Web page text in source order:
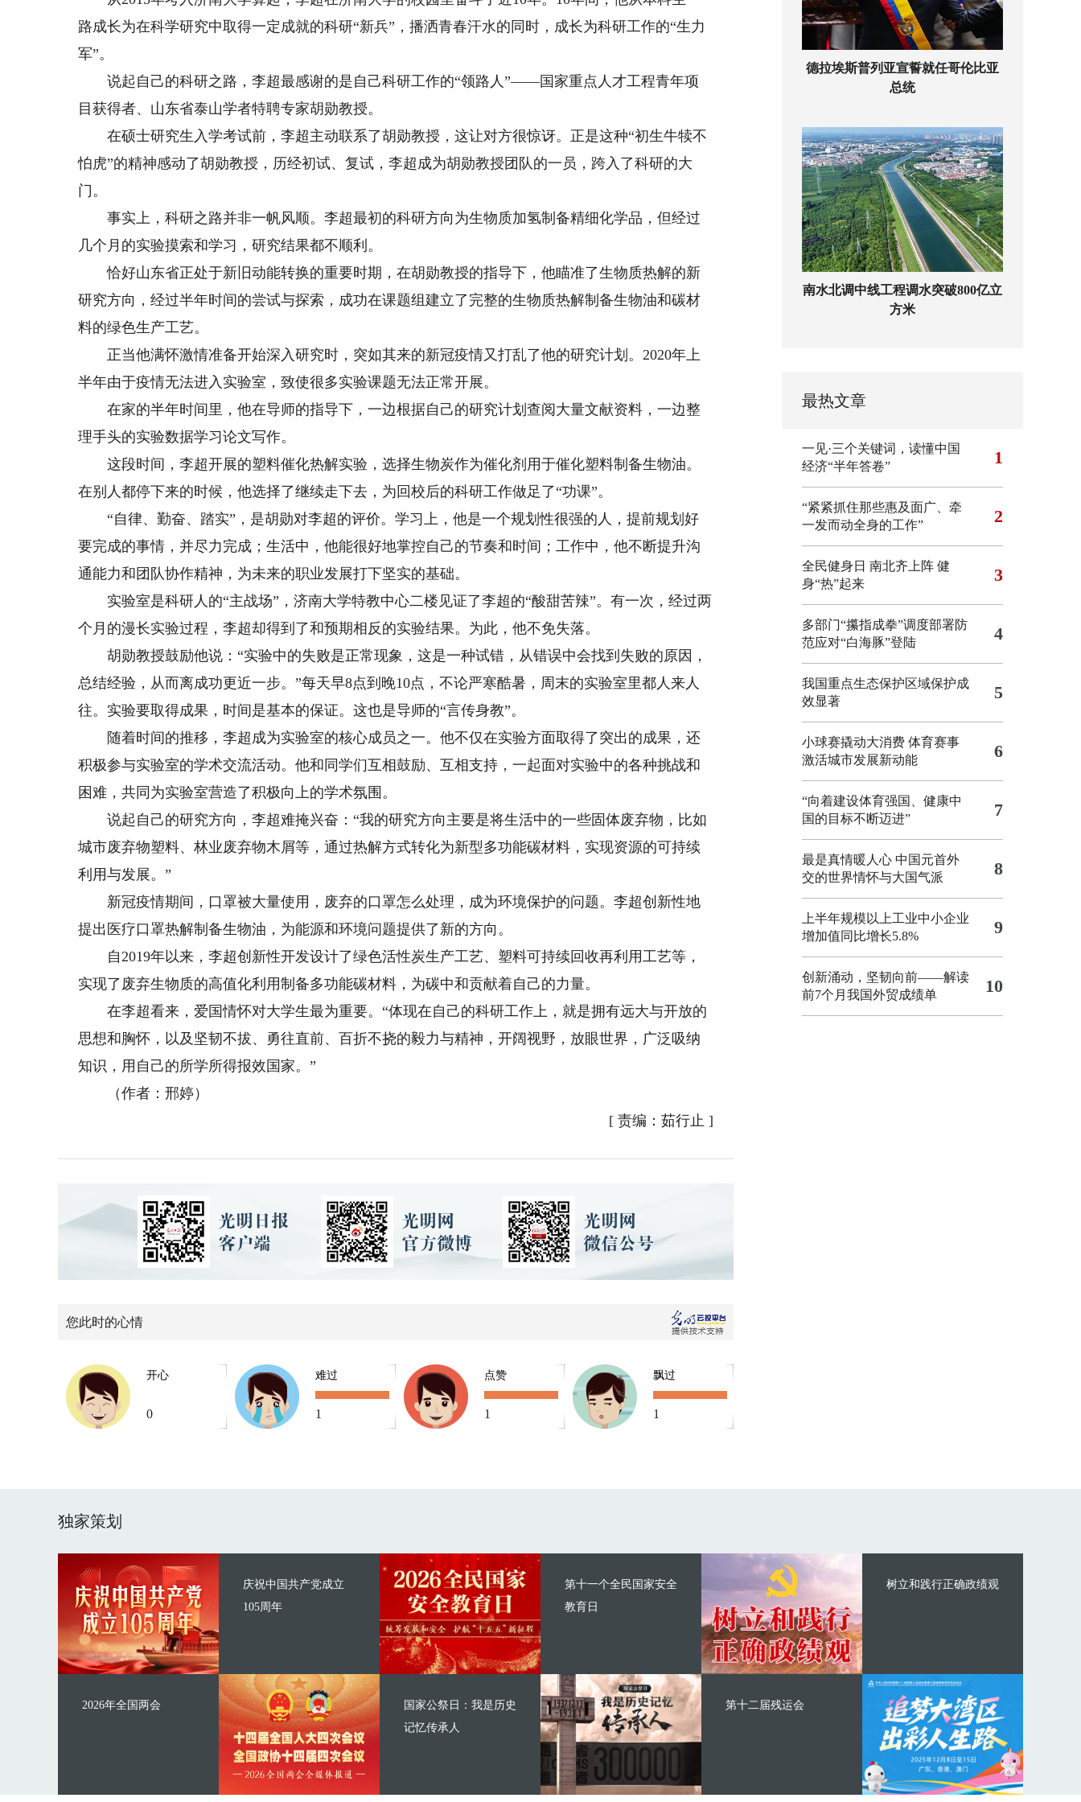
路成长为在科学研究中取得一定成就的科研“新兵”，播洒青春汗水的同时，成长为科研工作的“生力
军”。
说起自己的科研之路，李超最感谢的是自己科研工作的“领路人”——国家重点人才工程青年项
目获得者、山东省泰山学者特聘专家胡勋教授。
在硕士研究生入学考试前，李超主动联系了胡勋教授，这让对方很惊讶。正是这种“初生牛犊不
怕虎”的精神感动了胡勋教授，历经初试、复试，李超成为胡勋教授团队的一员，跨入了科研的大
门。
事实上，科研之路并非一帆风顺。李超最初的科研方向为生物质加氢制备精细化学品，但经过
几个月的实验摸索和学习，研究结果都不顺利。
恰好山东省正处于新旧动能转换的重要时期，在胡勋教授的指导下，他瞄准了生物质热解的新
研究方向，经过半年时间的尝试与探索，成功在课题组建立了完整的生物质热解制备生物油和碳材
料的绿色生产工艺。
正当他满怀激情准备开始深入研究时，突如其来的新冠疫情又打乱了他的研究计划。2020年上
半年由于疫情无法进入实验室，致使很多实验课题无法正常开展。
在家的半年时间里，他在导师的指导下，一边根据自己的研究计划查阅大量文献资料，一边整
理手头的实验数据学习论文写作。
这段时间，李超开展的塑料催化热解实验，选择生物炭作为催化剂用于催化塑料制备生物油。
在别人都停下来的时候，他选择了继续走下去，为回校后的科研工作做足了“功课”。
“自律、勤奋、踏实”，是胡勋对李超的评价。学习上，他是一个规划性很强的人，提前规划好
要完成的事情，并尽力完成；生活中，他能很好地掌控自己的节奏和时间；工作中，他不断提升沟
通能力和团队协作精神，为未来的职业发展打下坚实的基础。
实验室是科研人的“主战场”，济南大学特教中心二楼见证了李超的“酸甜苦辣”。有一次，经过两
个月的漫长实验过程，李超却得到了和预期相反的实验结果。为此，他不免失落。
胡勋教授鼓励他说：“实验中的失败是正常现象，这是一种试错，从错误中会找到失败的原因，
总结经验，从而离成功更近一步。”每天早8点到晚10点，不论严寒酷暑，周末的实验室里都人来人
往。实验要取得成果，时间是基本的保证。这也是导师的“言传身教”。
随着时间的推移，李超成为实验室的核心成员之一。他不仅在实验方面取得了突出的成果，还
积极参与实验室的学术交流活动。他和同学们互相鼓励、互相支持，一起面对实验中的各种挑战和
困难，共同为实验室营造了积极向上的学术氛围。
说起自己的研究方向，李超难掩兴奋：“我的研究方向主要是将生活中的一些固体废弃物，比如
城市废弃物塑料、林业废弃物木屑等，通过热解方式转化为新型多功能碳材料，实现资源的可持续
利用与发展。”
新冠疫情期间，口罩被大量使用，废弃的口罩怎么处理，成为环境保护的问题。李超创新性地
提出医疗口罩热解制备生物油，为能源和环境问题提供了新的方向。
自2019年以来，李超创新性开发设计了绿色活性炭生产工艺、塑料可持续回收再利用工艺等，
实现了废弃生物质的高值化利用制备多功能碳材料，为碳中和贡献着自己的力量。
在李超看来，爱国情怀对大学生最为重要。“体现在自己的科研工作上，就是拥有远大与开放的
思想和胸怀，以及坚韧不拔、勇往直前、百折不挠的毅力与精神，开阔视野，放眼世界，广泛吸纳
知识，用自己的所学所得报效国家。”
（作者：邢婷）
[ 责编：茹行止 ]
您此时的心情
开心
0
难过
1
点赞
1
飘过
1
德拉埃斯普列亚宣誓就任哥伦比亚
总统
南水北调中线工程调水突破800亿立
方米
最热文章
一见·三个关键词，读懂中国
经济“半年答卷”
1
“紧紧抓住那些惠及面广、牵
一发而动全身的工作”
2
全民健身日 南北齐上阵 健
身“热”起来
3
多部门“攥指成拳”调度部署防
范应对“白海豚”登陆
4
我国重点生态保护区域保护成
效显著
5
小球赛撬动大消费 体育赛事
激活城市发展新动能
6
“向着建设体育强国、健康中
国的目标不断迈进”
7
最是真情暖人心 中国元首外
交的世界情怀与大国气派
8
上半年规模以上工业中小企业
增加值同比增长5.8%
9
创新涌动，坚韧向前——解读
前7个月我国外贸成绩单
10
独家策划
庆祝中国共产党成立
105周年
2026年全国两会
第十一个全民国家安全
教育日
国家公祭日：我是历史
记忆传承人
树立和践行正确政绩观
第十二届残运会